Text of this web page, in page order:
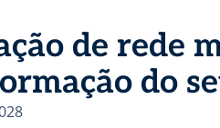
de rede
do